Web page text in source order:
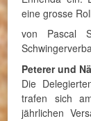
eine grosse
von Pascal
Peterer und
Die
trafen sich
jährlichen